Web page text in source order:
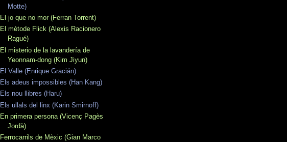
Motte)
El jo que no mor (Ferran Torrent)
El mètode Flick (Alexis Racionero
Ragué)
El misterio de la lavandería de
Yeonnam-dong (Kim Jiyun)
El Valle (Enrique Gracián)
Els adeus impossibles (Han Kang)
Els nou llibres (Haru)
Els ullals del linx (Karin Smirnoff)
En primera persona (Vicenç Pagès
Jordà)
Ferrocarrils de Mèxic (Gian Marco